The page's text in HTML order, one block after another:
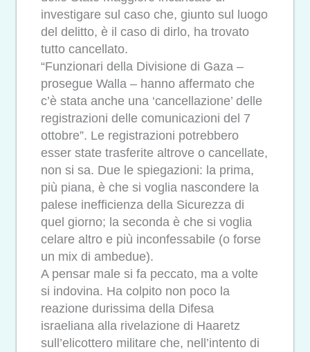
investigare sul caso che, giunto sul luogo
del delitto, è il caso di dirlo, ha trovato
tutto cancellato.
“Funzionari della Divisione di Gaza –
prosegue Walla – hanno affermato che
c’è stata anche una ‘cancellazione’ delle
registrazioni delle comunicazioni del 7
ottobre”. Le registrazioni potrebbero
esser state trasferite altrove o cancellate,
non si sa. Due le spiegazioni: la prima,
più piana, è che si voglia nascondere la
palese inefficienza della Sicurezza di
quel giorno; la seconda è che si voglia
celare altro e più inconfessabile (o forse
un mix di ambedue).
A pensar male si fa peccato, ma a volte
si indovina. Ha colpito non poco la
reazione durissima della Difesa
israeliana alla rivelazione di Haaretz
sull’elicottero militare che, nell’intento di